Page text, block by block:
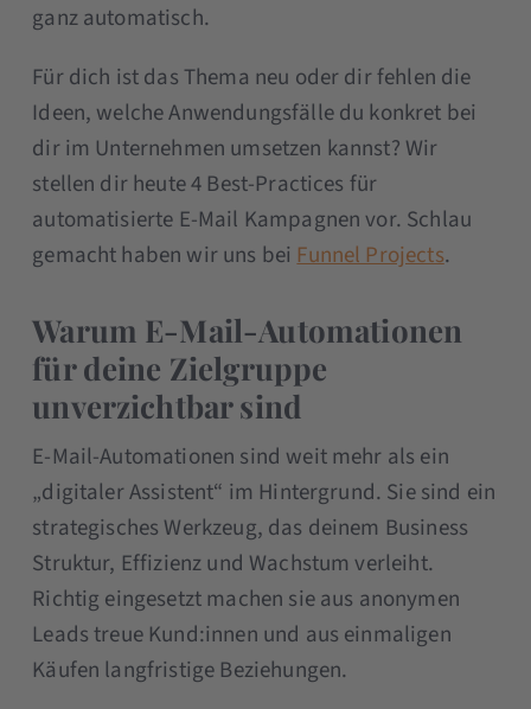
ganz automatisch.
Für dich ist das Thema neu oder dir fehlen die
Ideen, welche Anwendungsfälle du konkret bei
dir im Unternehmen umsetzen kannst? Wir
stellen dir heute 4 Best-Practices für
automatisierte E-Mail Kampagnen vor. Schlau
gemacht haben wir uns beiFunnel Projects.
Warum E-Mail-Automationen
für deine Zielgruppe
unverzichtbar sind
E-Mail-Automationen sind weit mehr als ein
„digitaler Assistent“ im Hintergrund. Sie sind ein
strategisches Werkzeug, das deinem Business
Struktur, Effizienz und Wachstum verleiht.
Richtig eingesetzt machen sie aus anonymen
Leads treue Kund:innen und aus einmaligen
Käufen langfristige Beziehungen.